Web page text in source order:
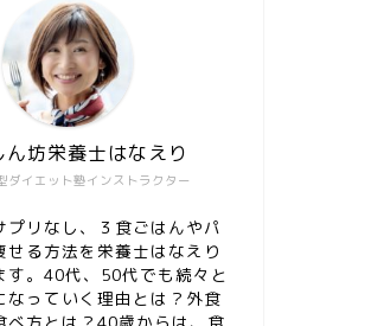
ダイエット塾インストラクター
ん坊栄養士はなえり
プリなし、３食ごはんやパ
せる方法を栄養士はなえり
す。40代、50代でも続々と
なっていく理由とは？外食